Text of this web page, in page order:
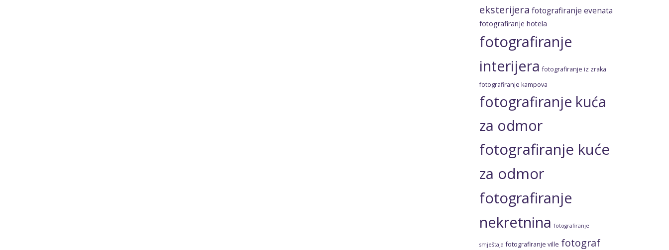
eksterijera fotografiranje evenata
fotografiranje hotela
fotografiranje
interijera fotografiranje iz zraka
fotografiranje kampova
fotografiranje kuća
za odmor
fotografiranje kuće
za odmor
fotografiranje
nekretnina fotografiranje
smještaja fotografiranje ville fotograf